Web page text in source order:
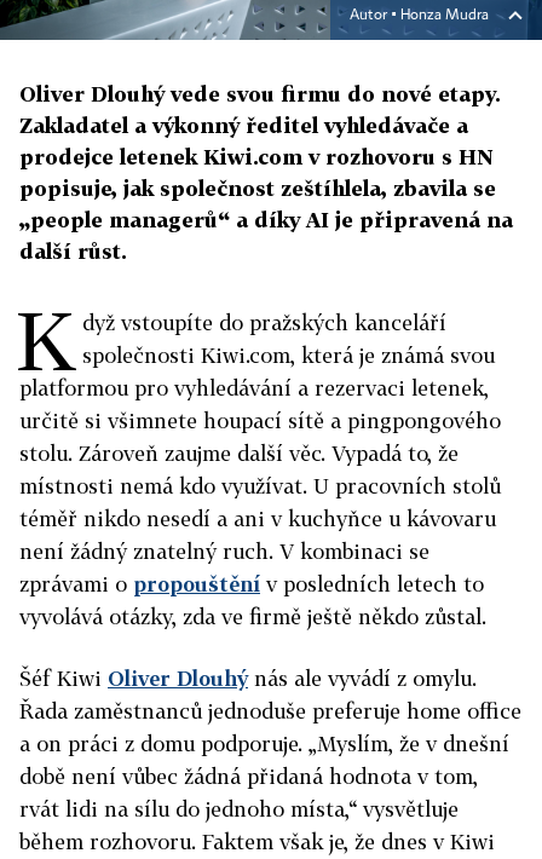
Autor ▪ Honza Mudra
Oliver Dlouhý vede svou firmu do nové etapy.
Zakladatel a výkonný ředitel vyhledávače a
prodejce letenek Kiwi.com v rozhovoru s HN
popisuje, jak společnost zeštíhlela, zbavila se
„people managerů“ a díky AI je připravená na
další růst.
K dyž vstoupíte do pražských kanceláří
společnosti Kiwi.com, která je známá svou
platformou pro vyhledávání a rezervaci letenek,
určitě si všimnete houpací sítě a pingpongového
stolu. Zároveň zaujme další věc. Vypadá to, že
místnosti nemá kdo využívat. U pracovních stolů
téměř nikdo nesedí a ani v kuchyňce u kávovaru
není žádný znatelný ruch. V kombinaci se
zprávami o propouštění v posledních letech to
vyvolává otázky, zda ve firmě ještě někdo zůstal.
Šéf Kiwi Oliver Dlouhýnás ale vyvádí z omylu.
Řada zaměstnanců jednoduše preferuje home office
a on práci z domu podporuje. „Myslím, že v dnešní
době není vůbec žádná přidaná hodnota v tom,
rvát lidi na sílu do jednoho místa,“ vysvětluje
během rozhovoru. Faktem však je, že dnes v Kiwi